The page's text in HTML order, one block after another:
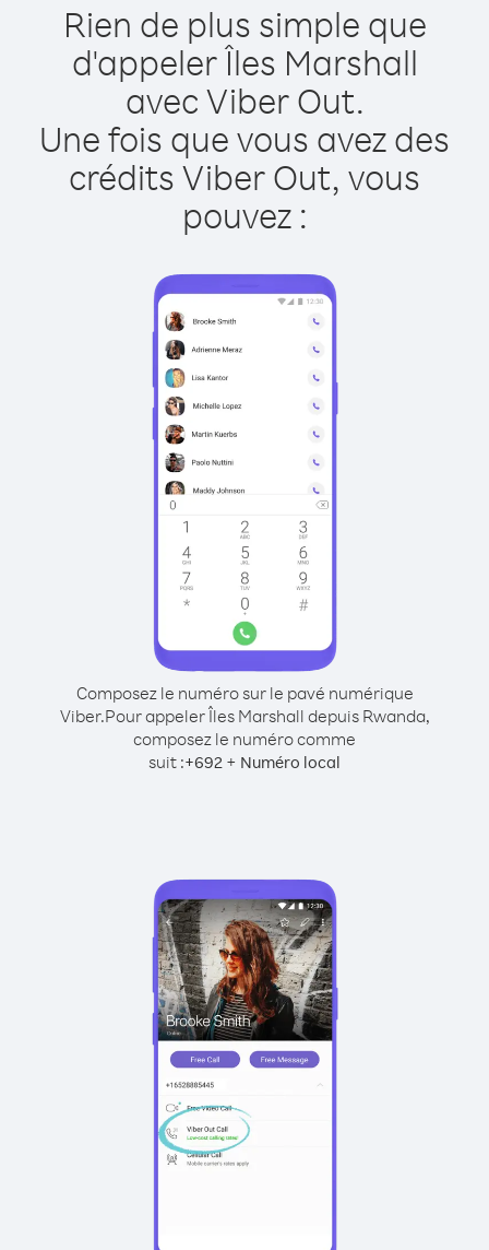
Rien de plus simple que
d'appeler Îles Marshall
avec Viber Out.
Une fois que vous avez des
crédits Viber Out, vous
pouvez :
Composez le numéro sur le pavé numérique
Viber.Pour appeler Îles Marshall depuis Rwanda,
composez le numéro comme
suit :+692 + Numéro local